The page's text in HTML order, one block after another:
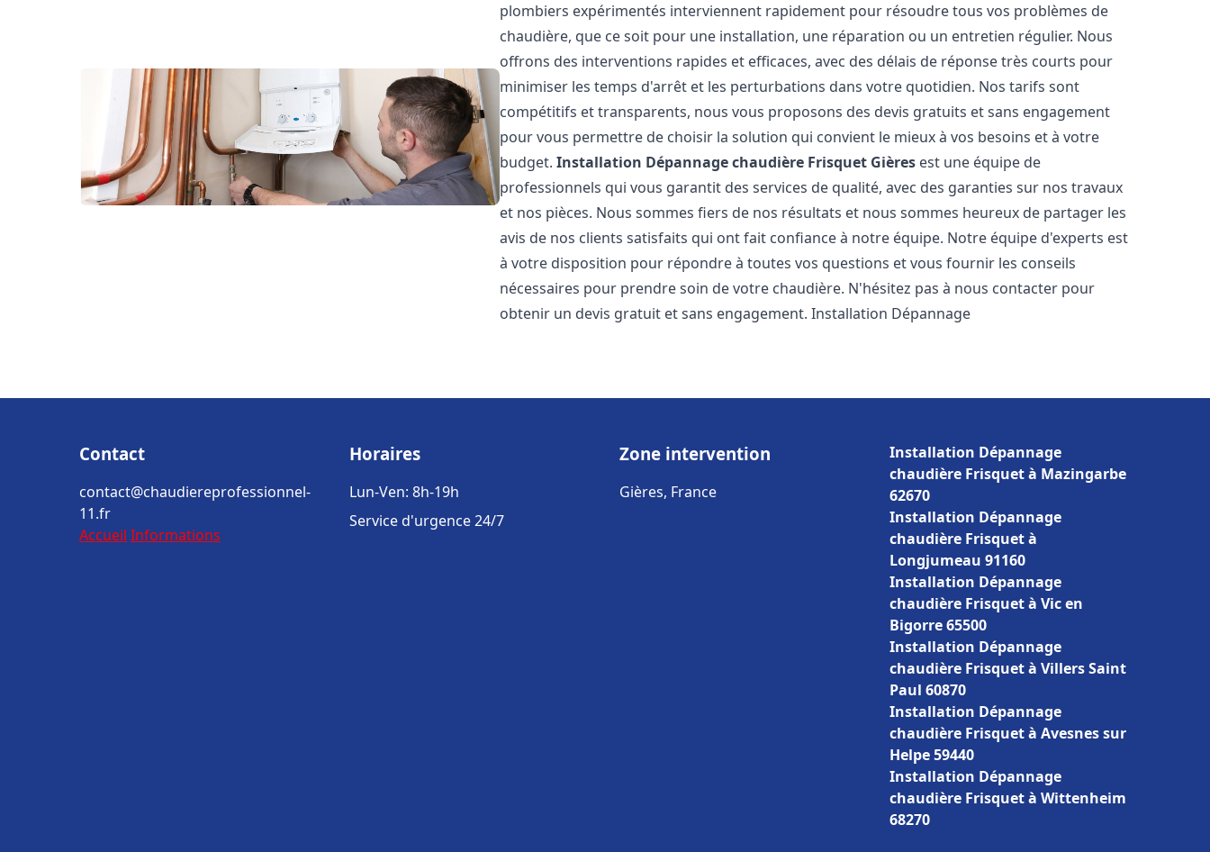
plombiers expérimentés interviennent rapidement pour résoudre tous vos problèmes de
chaudière, que ce soit pour une installation, une réparation ou un entretien régulier. Nous
offrons des interventions rapides et efficaces, avec des délais de réponse très courts pour
minimiser les temps d'arrêt et les perturbations dans votre quotidien. Nos tarifs sont
compétitifs et transparents, nous vous proposons des devis gratuits et sans engagement
pour vous permettre de choisir la solution qui convient le mieux à vos besoins et à votre
budget.Installation Dépannage chaudière Frisquet Gières est une équipe de
professionnels qui vous garantit des services de qualité, avec des garanties sur nos travaux
et nos pièces. Nous sommes fiers de nos résultats et nous sommes heureux de partager les
avis de nos clients satisfaits qui ont fait confiance à notre équipe. Notre équipe d'experts est
à votre disposition pour répondre à toutes vos questions et vous fournir les conseils
nécessaires pour prendre soin de votre chaudière. N'hésitez pas à nous contacter pour
obtenir un devis gratuit et sans engagement. Installation Dépannage
Contact
contact@chaudiereprofessionnel-
11.fr
Accueil Informations
Horaires
Lun-Ven: 8h-19h
Service d'urgence 24/7
Zone intervention
Gières, France
Installation Dépannage
chaudière Frisquet à Mazingarbe
62670
Installation Dépannage
chaudière Frisquet à
Longjumeau 91160
Installation Dépannage
chaudière Frisquet à Vic en
Bigorre 65500
Installation Dépannage
chaudière Frisquet à Villers Saint
Paul 60870
Installation Dépannage
chaudière Frisquet à Avesnes sur
Helpe 59440
Installation Dépannage
chaudière Frisquet à Wittenheim
68270